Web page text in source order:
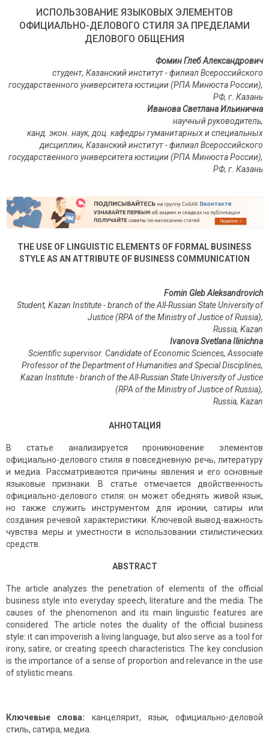
ИСПОЛЬЗОВАНИЕ ЯЗЫКОВЫХ ЭЛЕМЕНТОВ
ОФИЦИАЛЬНО-ДЕЛОВОГО СТИЛЯ ЗА ПРЕДЕЛАМИ
ДЕЛОВОГО ОБЩЕНИЯ
Фомин Глеб Александрович
студент, Казанский институт - филиал Всероссийского
государственного университета юстиции (РПА Минюста России),
РФ, г. Казань
Иванова Светлана Ильинична
научный руководитель,
канд. экон. наук, доц. кафедры гуманитарных и специальных
дисциплин, Казанский институт - филиал Всероссийского
государственного университета юстиции (РПА Минюста России),
РФ, г Казань
THE USE OF LINGUISTIC ELEMENTS OF FORMAL BUSINESS
STYLE AS AN ATTRIBUTE OF BUSINESS COMMUNICATION
Fomin Gleb Aleksandrovich
Student, Kazan Institute - branch of the All-Russian State University of
Justice (RPA of the Ministry of Justice of Russia),
Russia, Kazan
Ivanova Svetlana Ilinichna
Scientific supervisor. Candidate of Economic Sciences, Associate
Professor of the Department of Humanities and Special Disciplines,
Kazan Institute - branch of the All-Russian State University of Justice
(RPA of the Ministry of Justice of Russia),
Russia, Kazan
АННОТАЦИЯ
В статье анализируется проникновение элементов
официально-делового стиля в повседневную речь, литературу
и медиа. Рассматриваются причины явления и его основные
языковые признаки. В статье отмечается двойственность
официально-делового стиля: он может обеднять живой язык,
но также служить инструментом для иронии, сатиры или
создания речевой характеристики. Ключевой вывод-важность
чувства меры и уместности в использовании стилистических
средств.
ABSTRACT
The article analyzes the penetration of elements of the official
business style into everyday speech, literature and the media. The
causes of the phenomenon and its main linguistic features are
considered. The article notes the duality of the official business
style: it can impoverish a living language, but also serve as a tool for
irony, satire, or creating speech characteristics. The key conclusion
is the importance of a sense of proportion and relevance in the use
of stylistic means.
Ключевые слова: канцелярит, язык, официально-деловой
стиль, сатира, медиа.